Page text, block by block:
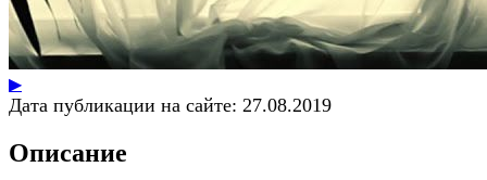
▶
Дата публикации на сайте: 27.08.2019
Описание